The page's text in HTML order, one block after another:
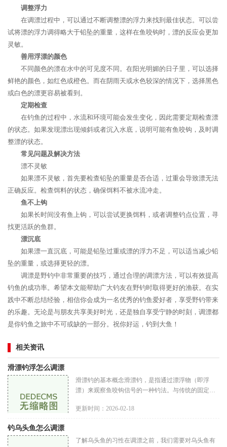
调整浮力
在调漂过程中，可以通过不断调整漂的浮力来找到最佳状态。可以尝
试将漂的浮力调得略大于铅坠的重量，这样在鱼咬钩时，漂的反应会更加
灵敏。
善用浮漂的颜色
不同颜色的漂在水中的可见度不同。在阳光明媚的日子里，可以选择
鲜艳的颜色，如红色或橙色。而在阴雨天或水色较深的情况下，选择黑色
或白色的漂更容易被看到。
定期检查
在钓鱼的过程中，水流和环境可能会发生变化，因此需要定期检查漂
的状态。如果发现漂出现倾斜或者沉入水底，说明可能有鱼咬钩，及时调
整漂的状态。
常见问题及解决方法
漂不灵敏
如果漂不灵敏，首先要检查铅坠的重量是否合适，过重会导致漂无法
正确反应。检查饵料的状态，确保饵料不被水流冲走。
鱼不上钩
如果长时间没有鱼上钩，可以尝试更换饵料，或者调整钓点位置，寻
找更活跃的鱼群。
漂沉底
如果漂一直沉底，可能是铅坠过重或漂的浮力不足，可以适当减少铅
坠的重量，或选择更轻的漂。
调漂是野钓中非常重要的技巧，通过合理的调漂方法，可以有效提高
钓鱼的成功率。希望本文能帮助广大钓友在野钓时取得更好的渔获。在实
践中不断总结经验，相信你会成为一名优秀的钓鱼爱好者，享受野钓带来
的乐趣。无论是与朋友共享美好时光，还是独自享受宁静的时刻，调漂都
是你钓鱼之旅中不可或缺的一部分。祝你好运，钓到大鱼！
相关资讯
滑漂钓浮怎么调漂
滑漂钓的基本概念滑漂钓，是指通过漂浮物（即浮
漂）来观察鱼咬钩信号的一种钓法。与传统的固定漂
鱼情进行调整，从而提高钓鱼
更新时间：2026-02-18
钓乌头鱼怎么调漂
了解乌头鱼的习性在调漂之前，我们需要对乌头鱼有